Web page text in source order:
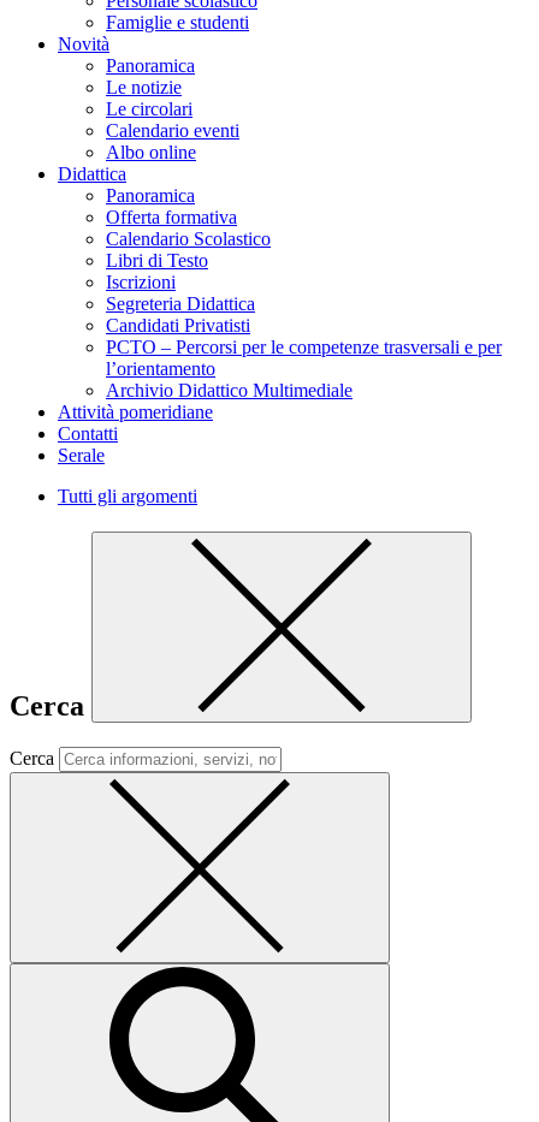
Famiglie e studenti
Novità
Panoramica
Le notizie
Le circolari
Calendario eventi
Albo online
Didattica
Panoramica
Offerta formativa
Calendario Scolastico
Libri di Testo
Iscrizioni
Segreteria Didattica
Candidati Privatisti
PCTO – Percorsi per le competenze trasversali e per
l’orientamento
Archivio Didattico Multimediale
Attività pomeridiane
Contatti
Serale
Tutti gli argomenti
Cerca
Cerca